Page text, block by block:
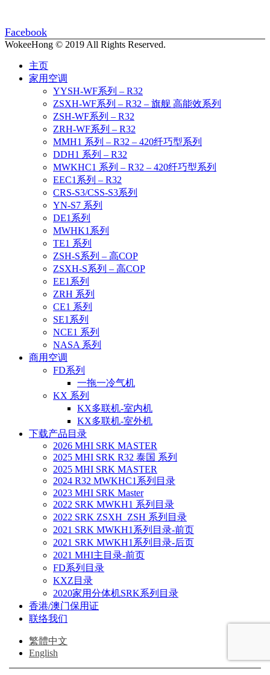
Facebook
WokeeHong © 2019 All Rights Reserved.
主页
家用空调
YYSH-WF系列 – R32
ZSXH-WF系列 – R32 – 旗舰 高能效系列
ZSH-WF系列 – R32
ZRH-WF系列 – R32
MMH1 系列 – R32 – 420纤巧型系列
DDH1 系列 – R32
MWKHC1 系列 – R32 – 420纤巧型系列
EEC1系列 – R32
CRS-S3/CSS-S3系列
YN-S7 系列
DE1系列
MWHK1系列
TE1 系列
ZSH-S系列 – 高COP
ZSXH-S系列 – 高COP
EE1系列
ZRH 系列
CE1 系列
SE1系列
NCE1 系列
NASA 系列
商用空调
FD系列
一拖一冷气机
KX 系列
KX多联机-室内机
KX多联机-室外机
下载产品目录
2026 MHI SRK MASTER
2025 MHI SRK R32 泰国 系列
2025 MHI SRK MASTER
2024 R32 MWKHC1系列目录
2023 MHI SRK Master
2022 SRK MWKH1 系列目录
2022 SRK ZSXH_ZSH 系列目录
2021 SRK MWKH1系列目录-前页
2021 SRK MWKH1系列目录-后页
2021 MHI主目录-前页
FD系列目录
KXZ目录
2020家用分体机SRK系列目录
香港/澳门保用证
联络我们
繁體中文
English